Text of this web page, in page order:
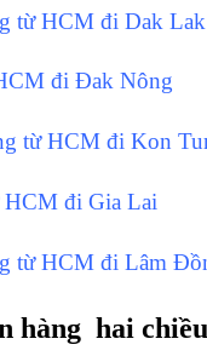
từ HCM đi Dak Lak
đi Đak Nông
từ HCM đi Kon
HCM đi Gia Lai
từ HCM đi Lâm
hàng hai